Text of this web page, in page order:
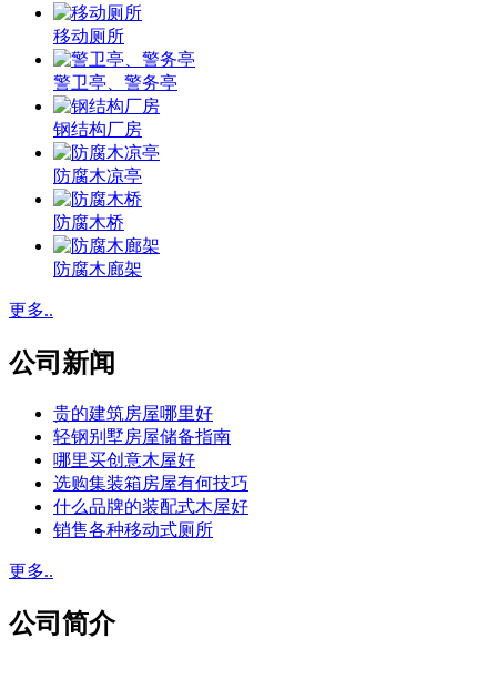
移动厕所
警卫亭、警务亭
钢结构厂房
防腐木凉亭
防腐木桥
防腐木廊架
更多..
公司新闻
贵的建筑房屋哪里好
轻钢别墅房屋储备指南
哪里买创意木屋好
选购集装箱房屋有何技巧
什么品牌的装配式木屋好
销售各种移动式厕所
更多..
公司简介